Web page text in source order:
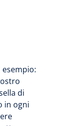
di
in ogni